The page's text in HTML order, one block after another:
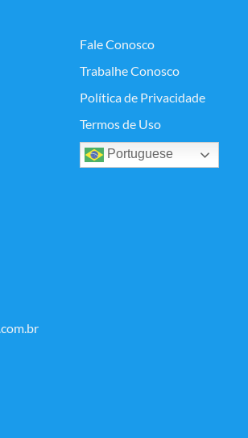
Fale Conosco
Trabalhe Conosco
Política de Privacidade
Termos de Uso
Portuguese